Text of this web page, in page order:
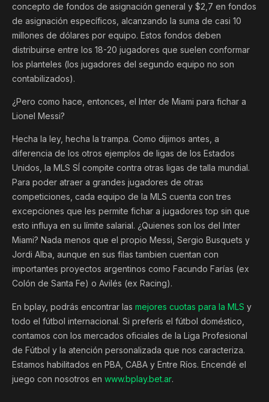
concepto de fondos de asignación general y $2,7 en fondos
de asignación específicos, alcanzando la suma de casi 10
millones de dólares por equipo. Estos fondos deben
distribuirse entre los 18-20 jugadores que suelen conformar
los planteles (los jugadores del segundo equipo no son
contabilizados).
¿Pero como hace, entonces, el Inter de Miami para fichar a
Lionel Messi?
Hecha la ley, hecha la trampa. Como dijimos antes, a
diferencia de los otros ejemplos de ligas de los Estados
Unidos, la MLS SÍ compite contra otras ligas de talla mundial.
Para poder atraer a grandes jugadores de otras
competiciones, cada equipo de la MLS cuenta con tres
excepciones que les permite fichar a jugadores top sin que
esto influya en su límite salarial. ¿Quienes son los del Inter
Miami? Nada menos que el propio Messi, Sergio Busquets y
Jordi Alba, aunque en sus filas tambien cuentan con
importantes proyectos argentinos como Facundo Farías (ex
Colón de Santa Fe) o Avilés (ex Racing).
En bplay, podrás encontrar las mejores cuotas para la MLS y
todo el fútbol internacional. Si preferís el fútbol doméstico,
contamos con los mercados oficiales de la Liga Profesional
de Fútbol y la atención personalizada que nos caracteriza.
Estamos habilitados en PBA, CABA y Entre Ríos. Encendé el
juego con nosotros en www.bplay.bet.ar.